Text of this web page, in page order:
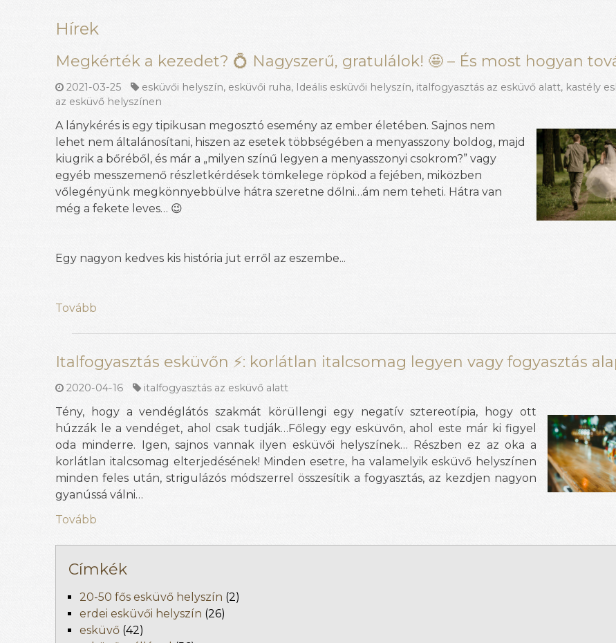
Hírek
Megkérték a kezedet? 💍 Nagyszerű, gratulálok! 🤩 – És most hogyan
2021-03-25 esküvői helyszín, esküvői ruha, Ideális esküvői helyszín, italfogyasztás az esküvő alatt, kastély
az esküvő helyszínen
A lánykérés is egy tipikusan megosztó esemény az ember életében. Sajnos nem
lehet nem általánosítani, hiszen az esetek többségében a menyasszony boldog, majd
kiugrik a bőréből, és már a „milyen színű legyen a menyasszonyi csokrom?” vagy
egyéb messzemenő részletkérdések tömkelege röpköd a fejében, miközben
vőlegényünk megkönnyebbülve hátra szeretne dőlni…ám nem teheti. Hátra van
még a fekete leves… 😉
Egy nagyon kedves kis história jut erről az eszembe...
Tovább
Italfogyasztás esküvőn ⚡: korlátlan italcsomag legyen vagy fogyasztás
2020-04-16 italfogyasztás az esküvő alatt
Tény, hogy a vendéglátós szakmát körüllengi egy negatív sztereotípia, hogy ott
húzzák le a vendéget, ahol csak tudják…Főlegy egy esküvőn, ahol este már ki figyel
oda minderre. Igen, sajnos vannak ilyen esküvői helyszínek… Részben ez az oka a
korlátlan italcsomag elterjedésének! Minden esetre, ha valamelyik esküvő helyszínen
minden feles után, strigulázós módszerrel összesítik a fogyasztás, az kezdjen nagyon
gyanússá válni…
Tovább
Címkék
20-50 fős esküvő helyszín (2)
erdei esküvői helyszín (26)
esküvő (42)